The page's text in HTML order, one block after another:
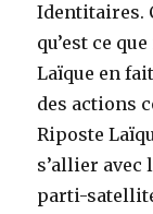
Identitaires.
qu’est ce
Laïque en
des actions
Riposte
s’allier
parti-satellite